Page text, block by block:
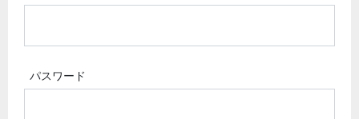
パスワード